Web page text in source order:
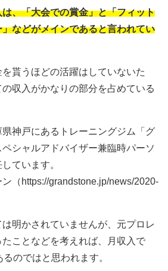
、「大会での賞金」と「フィット
などがメインであると言われてい
貰うほどの活躍はしていないた
収入がかなりの部分を占めている
神戸にあるトレーニングジム「グ
シャルアドバイザー兼臨時パーソ
ています。
（https://grandstone.jp/news/2020-
明かされていませんが、元プロレ
ことなどを考えれば、月収入で
るのではと思われます。